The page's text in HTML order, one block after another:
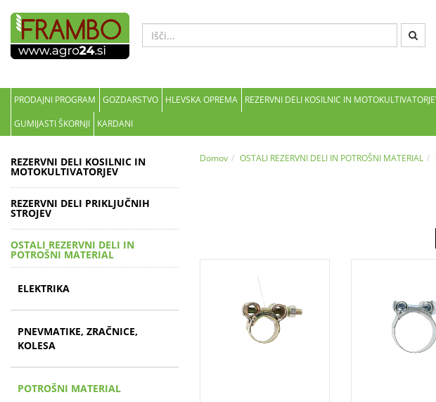
PRODAJNI PROGRAM GOZDARSTVO HLEVSKA OPREMA REZERVNI DELI KOSILNIC IN
GUMIJASTI ŠKORNJI
KARDANI
REZERVNI DELI KOSILNIC IN
MOTOKULTIVATORJEV
REZERVNI DELI PRIKLJUČNIH
STROJEV
OSTALI REZERVNI DELI IN
POTROŠNI MATERIAL
ELEKTRIKA
PNEVMATIKE, ZRAČNICE,
KOLESA
POTROŠNI MATERIAL
Domov OSTALI REZERVNI DELI IN POTROŠNI MATERIAL